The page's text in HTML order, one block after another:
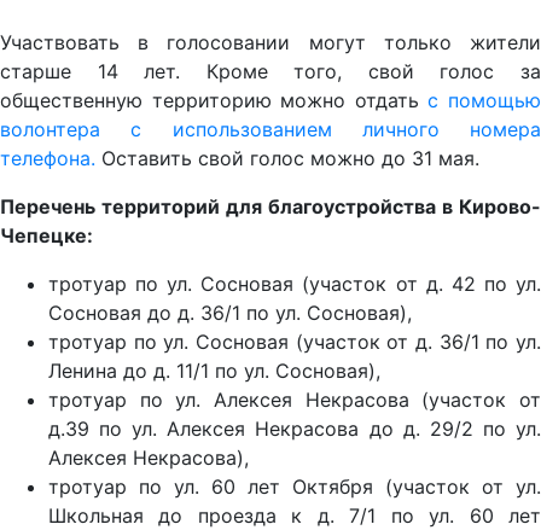
Участвовать в голосовании могут только жители
старше 14 лет. Кроме того, свой голос за
общественную территорию можно отдатьс помощью
волонтера с использованием личного номера
телефона. Оставить свой голос можно до 31 мая.
Перечень территорий для благоустройства в Кирово-
Чепецке:
тротуар по ул. Сосновая (участок от д. 42 по ул.
Сосновая до д. 36/1 по ул. Сосновая),
тротуар по ул. Сосновая (участок от д. 36/1 по ул.
Ленина до д. 11/1 по ул. Сосновая),
тротуар по ул. Алексея Некрасова (участок от
д.39 по ул. Алексея Некрасова до д. 29/2 по ул.
Алексея Некрасова),
тротуар по ул. 60 лет Октября (участок от ул.
Школьная до проезда к д. 7/1 по ул. 60 лет